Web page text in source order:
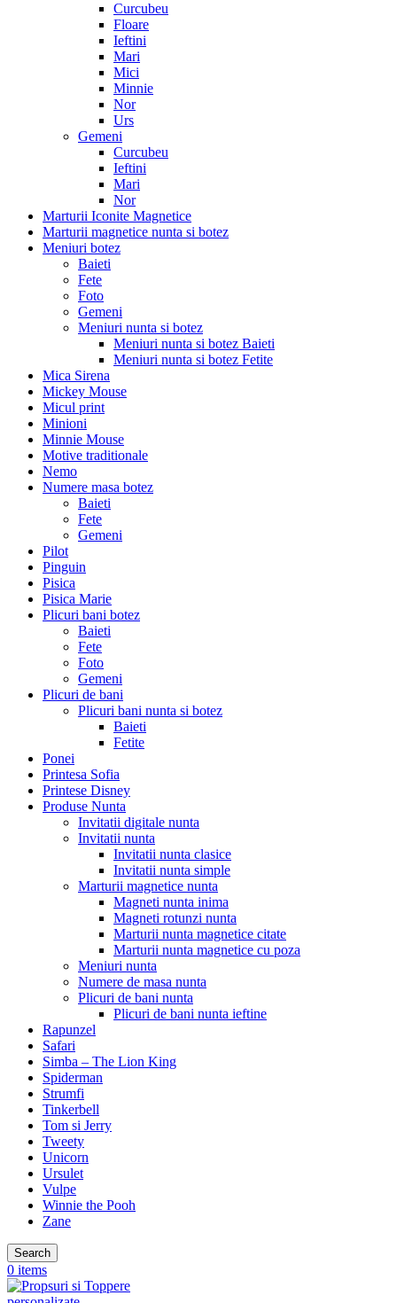
Curcubeu
Floare
Ieftini
Mari
Mici
Minnie
Nor
Urs
Gemeni
Curcubeu
Ieftini
Mari
Nor
Marturii Iconite Magnetice
Marturii magnetice nunta si botez
Meniuri botez
Baieti
Fete
Foto
Gemeni
Meniuri nunta si botez
Meniuri nunta si botez Baieti
Meniuri nunta si botez Fetite
Mica Sirena
Mickey Mouse
Micul print
Minioni
Minnie Mouse
Motive traditionale
Nemo
Numere masa botez
Baieti
Fete
Gemeni
Pilot
Pinguin
Pisica
Pisica Marie
Plicuri bani botez
Baieti
Fete
Foto
Gemeni
Plicuri de bani
Plicuri bani nunta si botez
Baieti
Fetite
Ponei
Printesa Sofia
Printese Disney
Produse Nunta
Invitatii digitale nunta
Invitatii nunta
Invitatii nunta clasice
Invitatii nunta simple
Marturii magnetice nunta
Magneti nunta inima
Magneti rotunzi nunta
Marturii nunta magnetice citate
Marturii nunta magnetice cu poza
Meniuri nunta
Numere de masa nunta
Plicuri de bani nunta
Plicuri de bani nunta ieftine
Rapunzel
Safari
Simba – The Lion King
Spiderman
Strumfi
Tinkerbell
Tom si Jerry
Tweety
Unicorn
Ursulet
Vulpe
Winnie the Pooh
Zane
Search
0 items